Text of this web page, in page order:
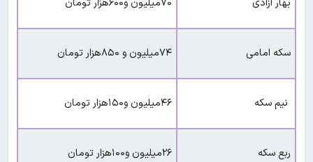
بهار آزادی ۷۰میلیون و۶۰۰هزار تومان
سکه امامی ۷۴میلیون و ۸۵۰هزار تومان
نیم سکه ۴۶میلیون و۱۵۰هزار تومان
ربع سکه ۲۶میلیون و۱۰۰هزار تومان